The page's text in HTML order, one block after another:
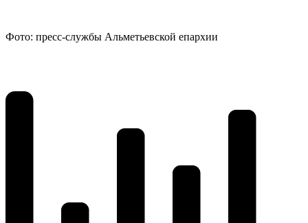
Фото: пресс-службы Альметьевской епархии